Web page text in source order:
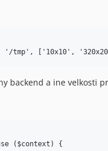
backend a ine velkosti
($context) {